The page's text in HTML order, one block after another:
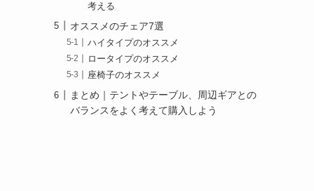
考える
オススメのチェア7選
ハイタイプのオススメ
ロータイプのオススメ
座椅子のオススメ
まとめ｜テントやテーブル、周辺ギアとの
バランスをよく考えて購入しよう